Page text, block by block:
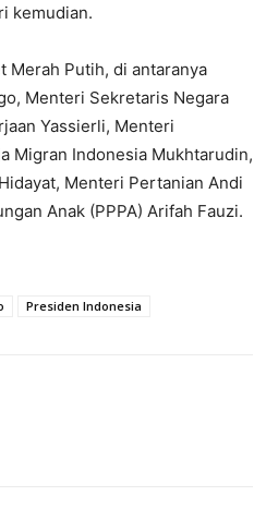
kemudian.
Merah Putih, di antaranya
Menteri Sekretaris Negara
Yassierli, Menteri
Migran Indonesia Mukhtarudin,
Menteri Pertanian Andi
Anak (PPPA) Arifah Fauzi.
Presiden Indonesia